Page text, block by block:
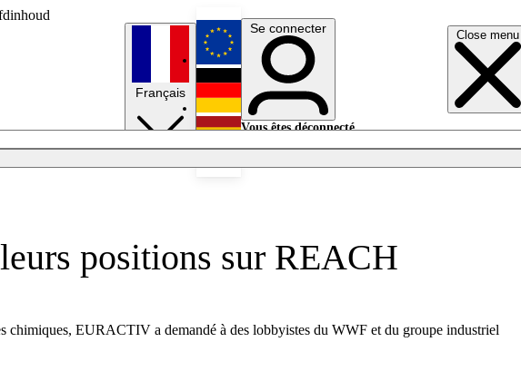
Close menu
Français
English
Deutsch
Se connecter
Vous êtes déconnecté.
positions sur REACH
chimiques, EURACTIV a demandé à des lobbyistes du WWF et du groupe industriel